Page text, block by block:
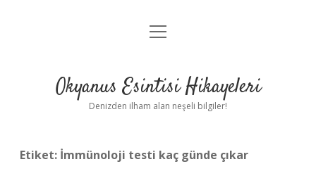
Anasayfa
Yasal Uyarı
menüyü
Okyanus Esintisi Hikayeleri
Denizden ilham alan neşeli bilgiler!
Etiket: İmmünoloji testi kaç günde çıkar